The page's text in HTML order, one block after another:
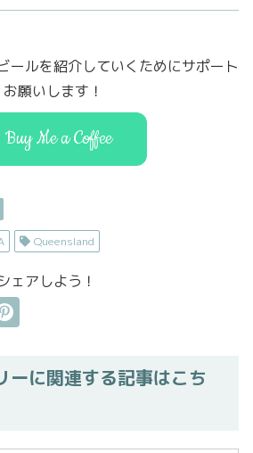
l
ールを紹介していくためにサポート
お願いします！
Buy Me a Coffee
Queensland
ェアしよう！
ーに関連する記事はこち